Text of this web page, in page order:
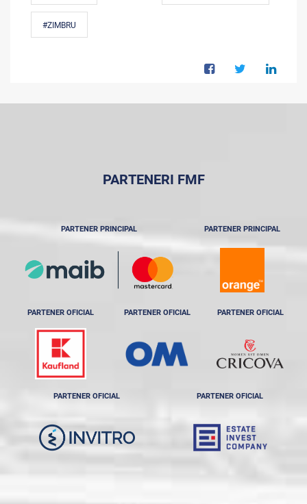
#ZIMBRU
PARTENERI FMF
PARTENER PRINCIPAL PARTENER PRINCIPAL
PARTENER OFICIAL PARTENER OFICIAL PARTENER OFICIAL
PARTENER OFICIAL PARTENER OFICIAL